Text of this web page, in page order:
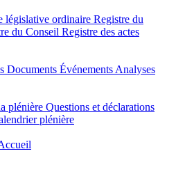
législative ordinaire Registre du
du Conseil Registre des actes
Documents Événements Analyses
plénière Questions et déclarations
plénière